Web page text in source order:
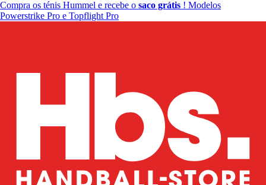
Compra os ténis Hummel e recebe o saco grátis ! Modelos
Powerstrike Pro e Topflight Pro